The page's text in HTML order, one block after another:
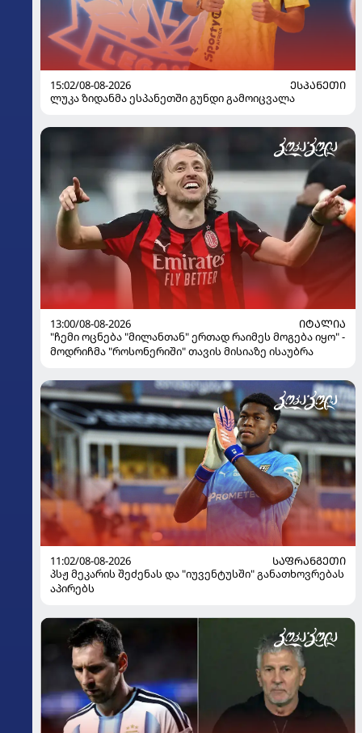
15:02/08-08-2026
ᲔᲡᲞᲐᲜᲔᲗᲘ
ლუკა ზიდანმა ესპანეთში გუნდი გამოიცვალა
13:00/08-08-2026
ᲘᲢᲐᲚᲘᲐ
"ჩემი ოცნება "მილანთან" ერთად რაიმეს მოგება იყო" -
მოდრიჩმა "როსონერიში" თავის მისიაზე ისაუბრა
11:02/08-08-2026
ᲡᲐᲤᲠᲐᲜᲒᲔᲗᲘ
პსჟ მეკარის შეძენას და "იუვენტუსში" განათხოვრებას
აპირებს